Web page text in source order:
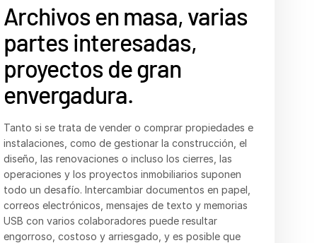
Français
Deutsch
日本語
한국인
Italiano
Dutch
Archivos en masa, varias
partes interesadas,
proyectos de gran
envergadura.
Tanto si se trata de vender o comprar propiedades e
instalaciones, como de gestionar la construcción, el
diseño, las renovaciones o incluso los cierres, las
operaciones y los proyectos inmobiliarios suponen
todo un desafío. Intercambiar documentos en papel,
correos electrónicos, mensajes de texto y memorias
USB con varios colaboradores puede resultar
engorroso, costoso y arriesgado, y es posible que
Una plataforma moderna
para todos los proyectos
inmobiliarios.
Nuestra plataforma, que es segura y escalable,
propiedades, arquitectos, contratistas y proveedores
colaborar con facilidad en cualquier proyecto
inmobiliario. Con innovaciones impulsadas por IA, una
seguridad de excelencia, un galardonado servicio de
soporte al cliente y una gama completa de servicios
gestionados, Intralinks para el sector inmobiliario
(Intralinks for Real Estate) no tiene rival en el sector.
Una base sólida para el
éxito inmobiliario.
Fusiones y adquisiciones (M&A) y financiación
estratégica: garantice una diligencia debida segura
y rigurosa.
Gestión de carteras: supervise toda su cartera con
imágenes, archivos CAD y análisis exhaustivos.
Recaudación de fondos: invite a los inversores en
todas las etapas del proceso.
Colaboración en proyectos: respalde todos los
proyectos; garantice la transparencia con los
funcionarios y reguladores locales.